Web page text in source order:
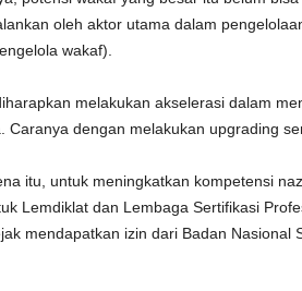
oleh aktor utama dalam
wakaf).
melakukan akselerasi dalam
Caranya dengan melakukan upgrading
itu, untuk meningkatkan kompetensi
Lemdiklat dan Lembaga Sertifikasi
mendapatkan izin dari Badan Nasional